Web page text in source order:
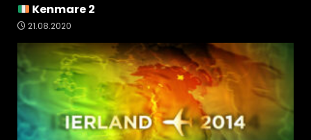
Kenmare 2
21.08.2020